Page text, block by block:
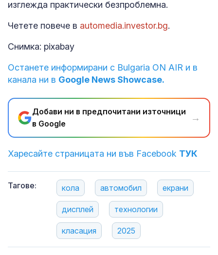
изглежда практически безпроблемна.
Четете повече в automedia.investor.bg.
Снимка: pixabay
Останете информирани с Bulgaria ON AIR и в
канала ни в Google News Showcase.
Добави ни в предпочитани източници
в Google
→
Харесайте страницата ни във Facebook ТУК
Тагове: кола автомобил екрани
дисплей технологии
класация 2025